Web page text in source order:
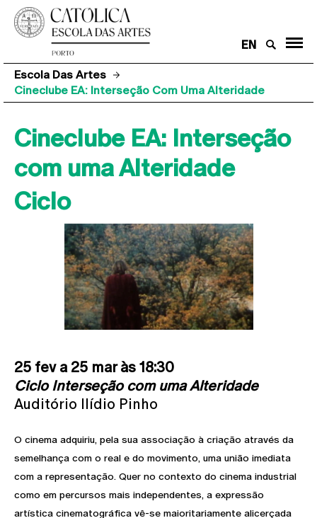
EN
Escola Das Artes
Cineclube EA: Interseção Com Uma Alteridade
Cineclube EA: Interseção
com uma Alteridade
Ciclo
25 fev a 25 mar às 18:30
Ciclo Interseção com uma Alteridade
Auditório Ilídio Pinho
O cinema adquiriu, pela sua associação à criação através da
semelhança com o real e do movimento, uma união imediata
com a representação. Quer no contexto do cinema industrial
como em percursos mais independentes, a expressão
artística cinematográfica vê-se maioritariamente alicerçada